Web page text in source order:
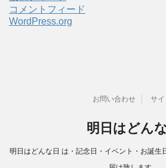
コメントフィード
WordPress.org
お問い合わせ サ
明日はどん
明日はどんな日 は・記念日・イベント・お誕生